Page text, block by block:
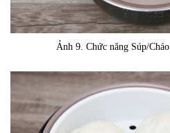
Ảnh 9. Chức năng Súp/Cháo